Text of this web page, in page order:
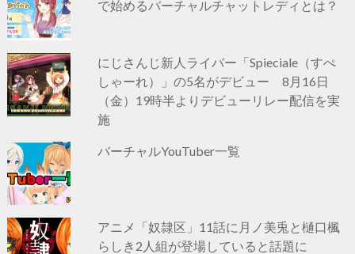
で始めるバーチャルチャットレディとは？
にじさんじ新人ライバー「Spieciale（すぺ
しゃーれ）」の5名がデビュー 8月16日
（金）19時半よりデビューリレー配信を実
施
バーチャルYouTuber一覧
アニメ「奴隷区」11話に月ノ美兎と樋口楓
らしき2人組が登場していると話題に